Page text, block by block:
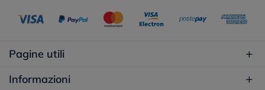
Pagine utili
Informazioni